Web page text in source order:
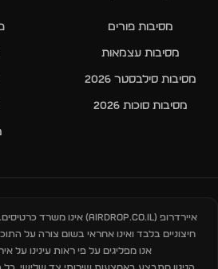
מסיבות פורים
מסיבות עצמאות
מסיבות סילבסטר 2026
מסיבות סוכות 2026
איירדרופ (AIRDROP.CO.IL) אינו משרד
חיצוניים בלבד ואינו אחראי בשום צורה על
אנו מפליגים על פי ראות עינינו על